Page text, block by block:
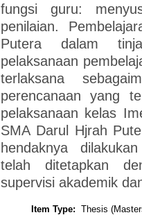
fungsi guru:
penilaian.
Putera dalam
pelaksanaan
terlaksana
perencanaan yang
pelaksanaan kelas
SMA Darul Hjrah
hendaknya
telah ditetapkan
supervisi akademik
Item Type: Thesis